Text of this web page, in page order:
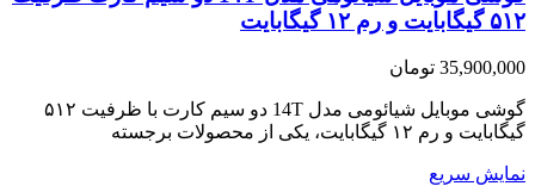
۵۱۲ گیگابایت و رم ۱۲ گیگابایت
35,900,000 تومان
گوشی موبایل شیائومی مدل 14T دو سیم کارت با ظرفیت ۵۱۲
گیگابایت و رم ۱۲ گیگابایت، یکی از محصولات برجسته
نمایش سریع